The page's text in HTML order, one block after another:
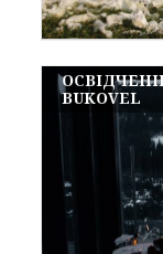
BUKOVEL